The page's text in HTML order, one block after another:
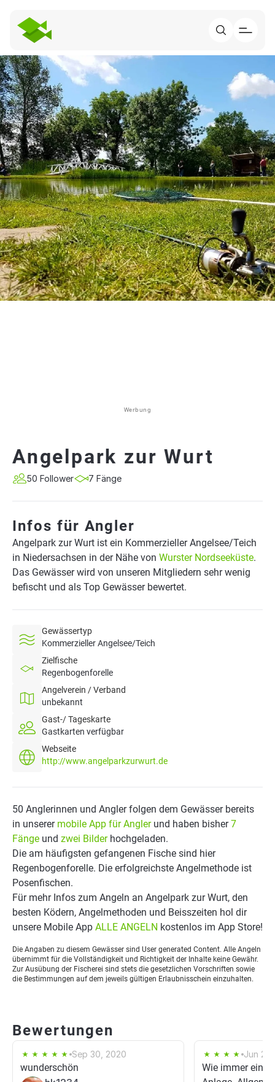
Werbung
Angelpark zur Wurt
50 Follower 7 Fänge
Infos für Angler
Angelpark zur Wurt ist ein Kommerzieller Angelsee/Teich
in Niedersachsen in der Nähe von Wurster Nordseeküste.
Das Gewässer wird von unseren Mitgliedern sehr wenig
befischt und als Top Gewässer bewertet.
Gewässertyp
Kommerzieller Angelsee/Teich
Zielfische
Regenbogenforelle
Angelverein / Verband
unbekannt
Gast-/ Tageskarte
Gastkarten verfügbar
Webseite
http://www.angelparkzurwurt.de
50 Anglerinnen und Angler folgen dem Gewässer bereits
in unserer mobile App für Anglerund haben bisher7
Fänge und zwei Bilderhochgeladen.
Die am häufigsten gefangenen Fische sind hier
Regenbogenforelle. Die erfolgreichste Angelmethode ist
Posenfischen.
Für mehr Infos zum Angeln an Angelpark zur Wurt, den
besten Ködern, Angelmethoden und Beisszeiten hol dir
unsere Mobile App ALLE ANGELN kostenlos im App Store!
Die Angaben zu diesem Gewässer sind User generated Content. Alle Angeln
übernimmt für die Vollständigkeit und Richtigkeit der Inhalte keine Gewähr.
Zur Ausübung der Fischerei sind stets die gesetzlichen Vorschriften sowie
die Bestimmungen auf dem jeweils gültigen Erlaubnisschein einzuhalten.
Bewertungen
Sep 30, 2020
wunderschön
Jun 2,
Wie immer eine